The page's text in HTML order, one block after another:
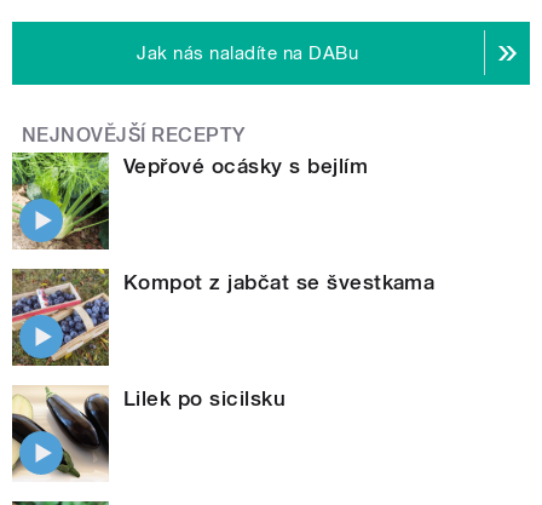
Jak nás naladíte na DABu
NEJNOVĚJŠÍ RECEPTY
Vepřové ocásky s bejlím
Kompot z jabčat se švestkama
Lilek po sicilsku